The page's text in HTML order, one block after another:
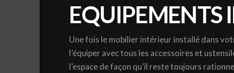
EQUIPEMENTS
Une fois le mobilier intérieur installé dans
l’équiper avec tous les accessoires et
l’espace de façon qu’il reste toujours